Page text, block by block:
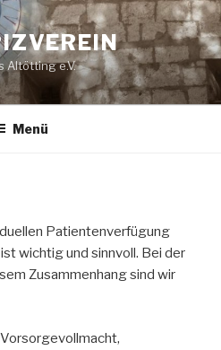
Altötting e.V.
Menü
Patientenverfügung
wichtig und sinnvoll. Bei der
Zusammenhang sind wir